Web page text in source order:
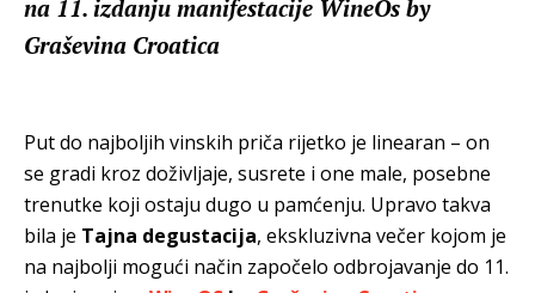
na 11. izdanju manifestacije WineOs by
Graševina Croatica
Put do najboljih vinskih priča rijetko je linearan – on
se gradi kroz doživljaje, susrete i one male, posebne
trenutke koji ostaju dugo u pamćenju. Upravo takva
bila je Tajna degustacija, ekskluzivna večer kojom je
na najbolji mogući način započelo odbrojavanje do 11.